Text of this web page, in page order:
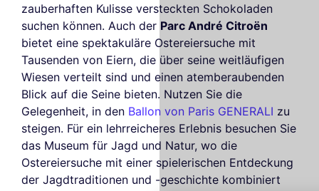
Diese Website verwendet
Cookies
Wir verwenden Cookies und Ihre
persönlichen Daten, um Ihr Surferlebnis zu
zauberhaften Kulisse versteckten Schokoladen
suchen können. Auch der Parc André Citroën
bietet eine spektakuläre Ostereiersuche mit
Tausenden von Eiern, die über seine weitläufigen
Wiesen verteilt sind und einen atemberaubenden
Blick auf die Seine bieten. Nutzen Sie die
Gelegenheit, in den Ballon von Paris GENERALI zu
steigen. Für ein lehrreicheres Erlebnis besuchen Sie
das Museum für Jagd und Natur, wo die
Ostereiersuche mit einer spielerischen Entdeckung
der Jagdtraditionen und -geschichte kombiniert